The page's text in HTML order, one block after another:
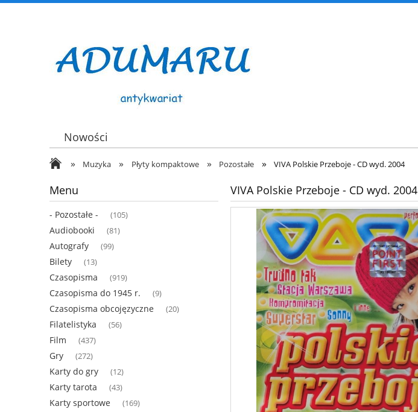
Nowości
» Muzyka » Płyty kompaktowe » Pozostałe » VIVA Polskie Przeboje - CD wyd. 2004
Menu
- Pozostałe - (105)
Audiobooki (81)
Autografy (99)
Bilety (13)
Czasopisma (919)
Czasopisma do 1945 r. (9)
Czasopisma obcojęzyczne (20)
Filatelistyka (56)
Film (437)
Gry (272)
Karty do gry (12)
Karty tarota (43)
Karty sportowe (169)
VIVA Polskie Przeboje - CD wyd. 2004